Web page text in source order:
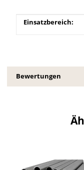
Produkteigenschaft
Wert
Einsatzbereich:
Bewertungen